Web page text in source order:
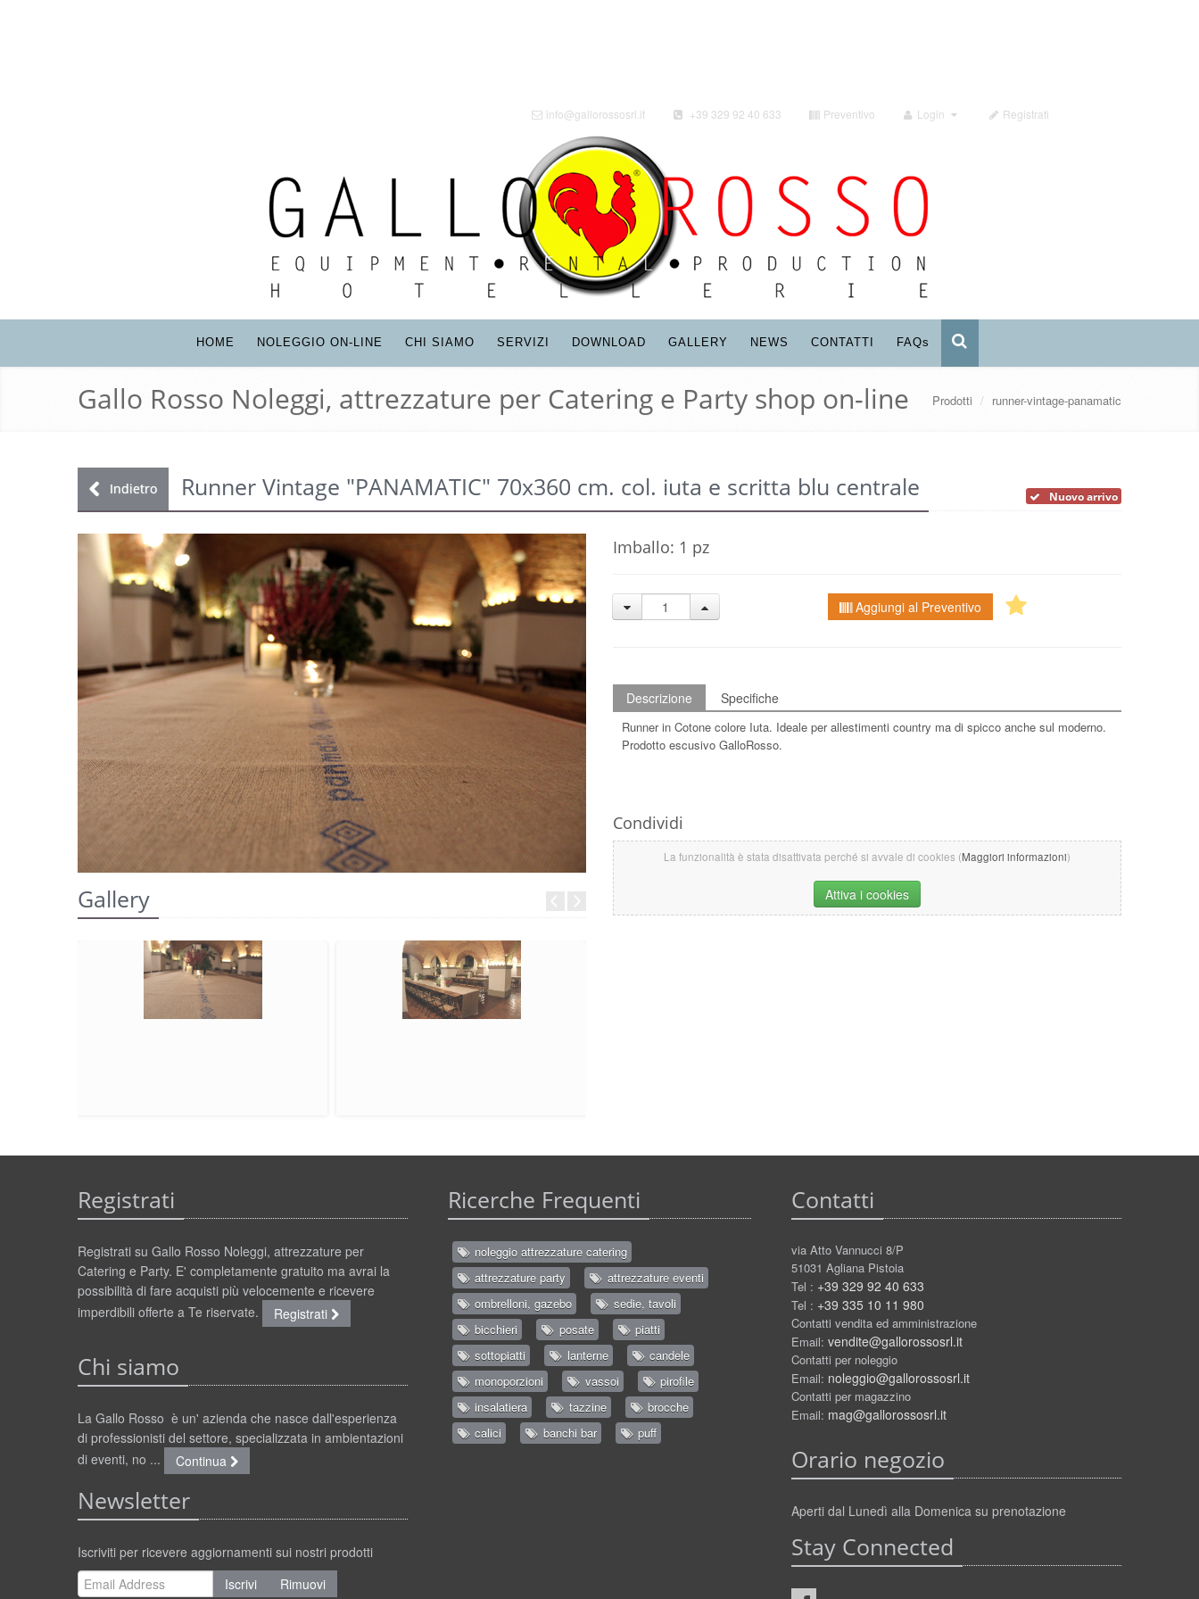
info@gallorossosrl.it +39 329 92 40 633 Preventivo Login Registrati
HOME NOLEGGIO ON-LINE CHI SIAMO SERVIZI DOWNLOAD GALLERY NEWS CONTATTI FAQs
Gallo Rosso Noleggi, attrezzature per Catering e Party shop on-line Prodotti / runner-vintage-panamatic
Indietro Runner Vintage "PANAMATIC" 70x360 cm. col. iuta e scritta blu centrale Nuovo arrivo
Gallery
Imballo: 1 pz
Aggiungi al Preventivo
Descrizione Specifiche
Runner in Cotone colore Iuta. Ideale per allestimenti country ma di spicco anche sul moderno.
Prodotto escusivo GalloRosso.
Condividi
La funzionalità è stata disattivata perché si avvale di cookies (Maggiori informazioni)
Attiva i cookies
Registrati
Registrati su Gallo Rosso Noleggi, attrezzature per
Catering e Party. E' completamente gratuito ma avrai la
possibilità di fare acquisti più velocemente e ricevere
imperdibili offerte a Te riservate.
Registrati
Chi siamo
La Gallo Rosso è un' azienda che nasce dall'esperienza
di professionisti del settore, specializzata in ambientazioni
di eventi, no ...
Continua
Newsletter
Iscriviti per ricevere aggiornamenti sui nostri prodotti
Iscrivi
Rimuovi
Ricerche Frequenti
noleggio attrezzature catering
attrezzature party
attrezzature eventi
ombrelloni, gazebo
sedie, tavoli
bicchieri
posate
piatti
sottopiatti
lanterne
candele
monoporzioni
vassoi
pirofile
insalatiera
tazzine
brocche
calici
banchi bar puff
Contatti
via Atto Vannucci 8/P
51031 Agliana Pistoia
Tel : +39 329 92 40 633
Tel : +39 335 10 11 980
Contatti vendita ed amministrazione
Email: vendite@gallorossosrl.it
Contatti per noleggio
Email: noleggio@gallorossosrl.it
Contatti per magazzino
Email: mag@gallorossosrl.it
Orario negozio
Aperti dal Lunedì alla Domenica su prenotazione
Stay Connected